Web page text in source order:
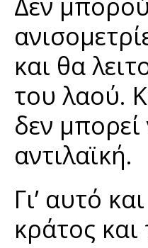
και θα
του λαού.
δεν
αντιλαϊκή.
Γι’ αυτό
κράτος